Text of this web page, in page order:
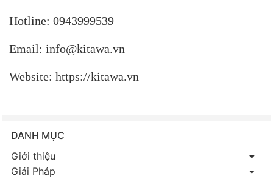
Hotline: 0943999539
Email: info@kitawa.vn
Website: https://kitawa.vn
DANH MỤC
Giới thiệu
Giải Pháp